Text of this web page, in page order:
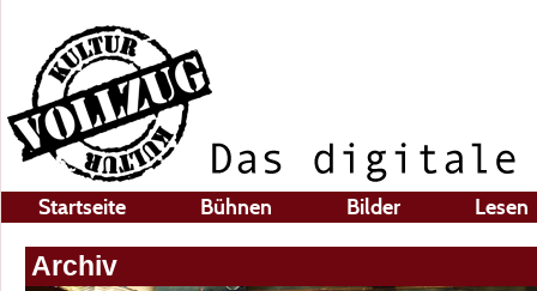
Startseite Bühnen Bilder Lesen
Archiv